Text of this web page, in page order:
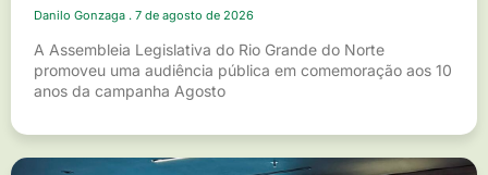
Danilo Gonzaga 7 de agosto de 2026
A Assembleia Legislativa do Rio Grande do Norte
promoveu uma audiência pública em comemoração aos 10
anos da campanha Agosto